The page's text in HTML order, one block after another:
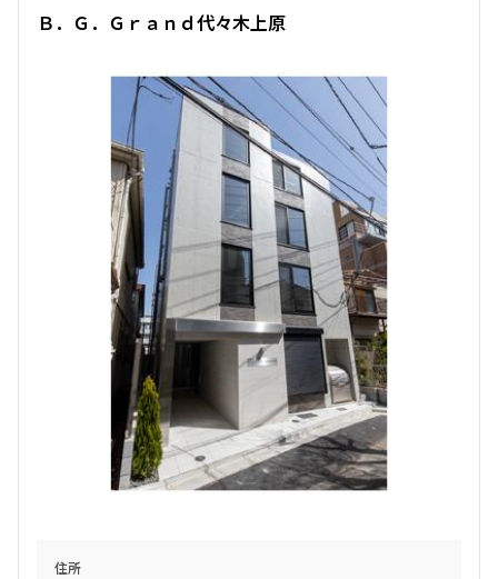
Ｂ．Ｇ．Ｇｒａｎｄ代々木上原
住所